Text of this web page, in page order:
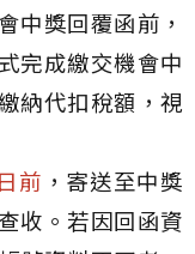
中獎回覆函前，
完成繳交機會中
納代扣稅額，視
前 ，寄送至中獎
收。若因回函資